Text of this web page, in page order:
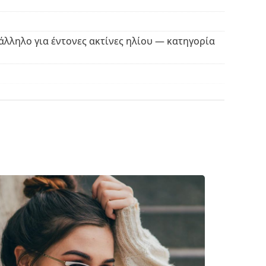
και τη φροντίδα των γυαλιών ηλίου.
θήκη αντί για πανί.
περισσότερα μοντέλα από δημοφιλείς
για έντονες ακτίνες ηλίου — κατηγορία